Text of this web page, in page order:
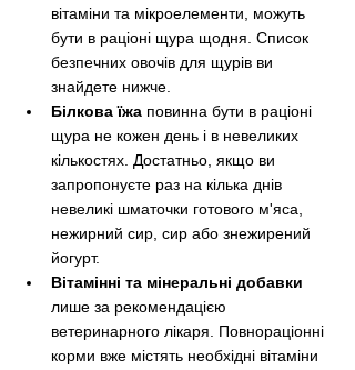
вітаміни та мікроелементи, можуть
бути в раціоні щура щодня. Список
безпечних овочів для щурів ви
знайдете нижче.
Білкова їжа повинна бути в раціоні
щура не кожен день і в невеликих
кількостях. Достатньо, якщо ви
запропонуєте раз на кілька днів
невеликі шматочки готового м'яса,
нежирний сир, сир або знежирений
йогурт.
Вітамінні та мінеральні добавки
лише за рекомендацією
ветеринарного лікаря. Повнораціонні
корми вже містять необхідні вітаміни